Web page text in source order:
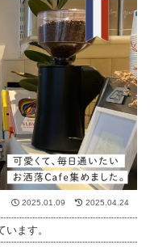
2025.01.09 2025.04.24
ます。